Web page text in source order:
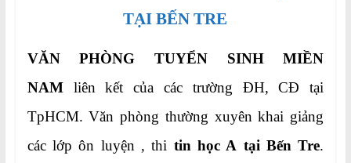
TẠI BẾN TRE
VĂN PHÒNG TUYỂN SINH MIỀN
NAMliên kết của các trường ĐH, CĐ tại
TpHCM. Văn phòng thường xuyên khai giảng
các lớp ôn luyện , thi tin học A tại Bến Tre.